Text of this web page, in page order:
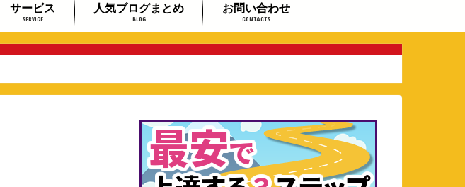
サービス
SERVICE
イベント情報
教材ミュージアム
フラメンコギター検定
最安で上達する3ステップ
人気ブログまとめ
BLOG
未経験者＆初心者まとめ
ギター経験者まとめ
プロを目指したい方まとめ
お問い合わせ
CONTACTS
よくあるご質問
全国のギタリストご紹介
芸術鑑賞会承ります
動画で学べるフラメンコ入門
講座